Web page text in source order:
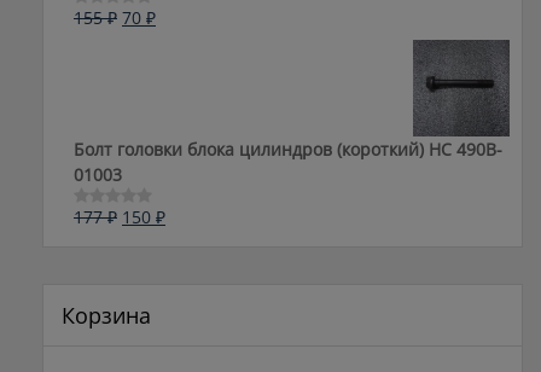
Оценка
155₽ Первоначальная
70 ₽Текущая
Болт головки блока цилиндров (короткий) НС 490B-
01003
Оценка
177₽ Первоначальная
150 ₽Текущая
Корзина